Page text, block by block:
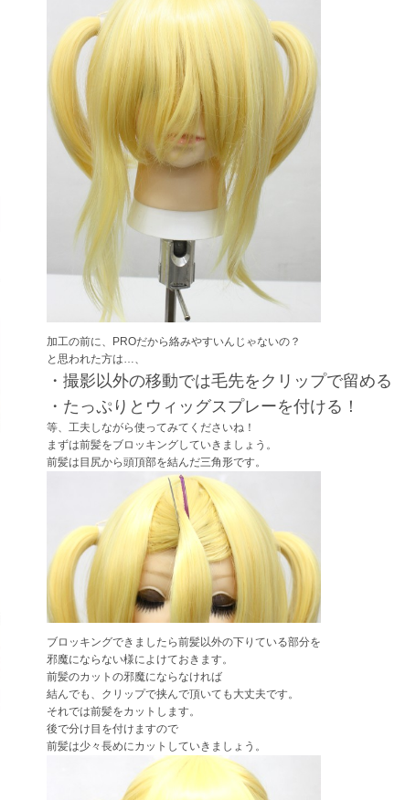
加工の前に、PROだから絡みやすいんじゃないの？
と思われた方は…、
・撮影以外の移動では毛先をクリップで留める
・たっぷりとウィッグスプレーを付ける！
等、工夫しながら使ってみてくださいね！
まずは前髪をブロッキングしていきましょう。
前髪は目尻から頭頂部を結んだ三角形です。
ブロッキングできましたら前髪以外の下りている部分を
邪魔にならない様によけておきます。
前髪のカットの邪魔にならなければ
結んでも、クリップで挟んで頂いても大丈夫です。
それでは前髪をカットします。
後で分け目を付けますので
前髪は少々長めにカットしていきましょう。